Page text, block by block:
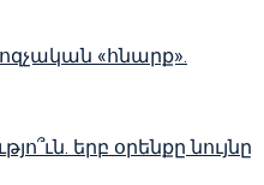
«հնարք».
երբ օրենքը նույնը